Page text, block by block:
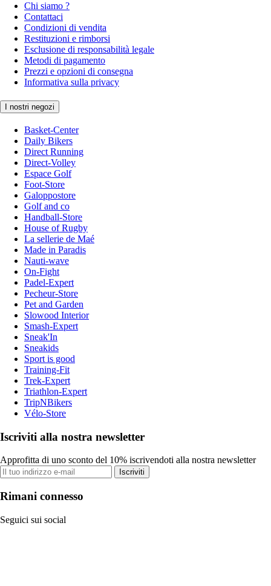
Chi siamo ?
Contattaci
Condizioni di vendita
Restituzioni e rimborsi
Esclusione di responsabilità legale
Metodi di pagamento
Prezzi e opzioni di consegna
Informativa sulla privacy
I nostri negozi
Basket-Center
Daily Bikers
Direct Running
Direct-Volley
Espace Golf
Foot-Store
Galoppostore
Golf and co
Handball-Store
House of Rugby
La sellerie de Maé
Made in Paradis
Nauti-wave
On-Fight
Padel-Expert
Pecheur-Store
Pet and Garden
Slowood Interior
Smash-Expert
Sneak'In
Sneakids
Sport is good
Training-Fit
Trek-Expert
Triathlon-Expert
TripNBikers
Vélo-Store
Iscriviti alla nostra newsletter
Approfitta di uno sconto del 10% iscrivendoti alla nostra newsletter
Iscriviti
Rimani connesso
Seguici sui social